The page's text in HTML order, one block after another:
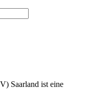
Saarland ist eine